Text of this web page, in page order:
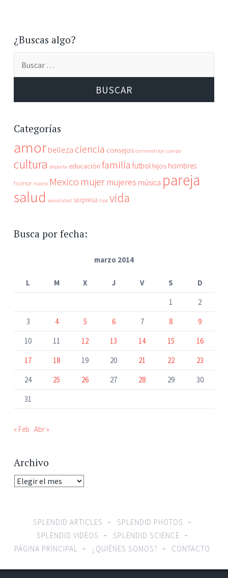
¿Buscas algo?
Categorías
amor belleza ciencia consejos cortometraje cuerpo
cultura deporte educación familia futbol hijos hombres
humor madre Mexico mujer mujeres música pareja
salud sexualidad sorpresa tips vida
Busca por fecha:
marzo 2014
L M X J V S
D
1
2
3
4 5 6 7 8
9
10
11 12 13 14 15
16
17
18 19 20 21 22
23
24
25 26 27 28 29
30
31
« Feb Abr »
Archivo
Archivo
SPLENDID ARTICLES
SPLENDID PHOTOS
SPLENDID VIDEOS
SPLENDID SCIENCE
PÁGINA PRINCIPAL
¿QUIÉNES SOMOS? CONTACTO